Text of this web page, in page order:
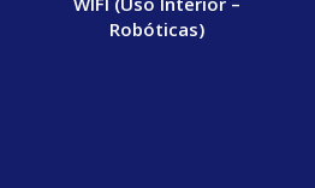
Robóticas)